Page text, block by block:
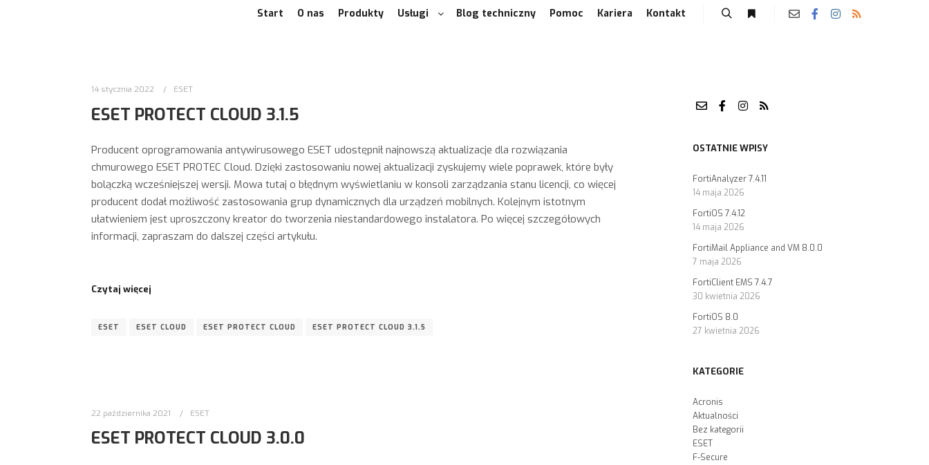
Start O nas Produkty Usługi Blog techniczny Pomoc Kariera Kontakt
14 stycznia 2022 ESET
ESET PROTECT CLOUD 3.1.5
Producent oprogramowania antywirusowego ESET udostępnił najnowszą aktualizacje dla rozwiązania
chmurowego ESET PROTEC Cloud. Dzięki zastosowaniu nowej aktualizacji zyskujemy wiele poprawek, które były
bolączką wcześniejszej wersji. Mowa tutaj o błędnym wyświetlaniu w konsoli zarządzania stanu licencji, co więcej
producent dodał możliwość zastosowania grup dynamicznych dla urządzeń mobilnych. Kolejnym istotnym
ułatwieniem jest uproszczony kreator do tworzenia niestandardowego instalatora. Po więcej szczegółowych
informacji, zapraszam do dalszej części artykułu.
Czytaj więcej
ESET ESET CLOUD ESET PROTECT CLOUD ESET PROTECT CLOUD 3.1.5
22 października 2021 ESET
ESET PROTECT CLOUD 3.0.0
OSTATNIE WPISY
FortiAnalyzer 7.4.11
14 maja 2026
FortiOS 7.4.12
14 maja 2026
FortiMail Appliance and VM 8.0.0
7 maja 2026
FortiClient EMS 7.4.7
30 kwietnia 2026
FortiOS 8.0
27 kwietnia 2026
KATEGORIE
Acronis
Aktualności
Bez kategorii
ESET
F-Secure